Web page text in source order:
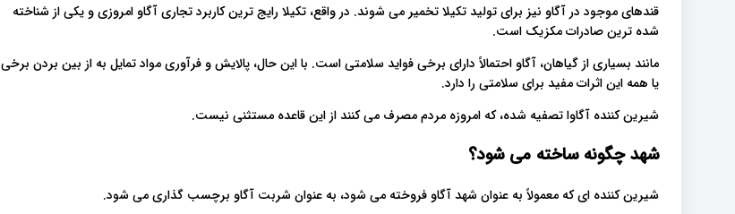
قندهای موجود در آگاو نیز برای تولید تکیلا تخمیر می شوند. در واقع، تکیلا رایج ترین کاربرد تجاری آگاو امروزی و یکی از شناخته
شده ترین صادرات مکزیک است.
مانند بسیاری از گیاهان، آگاو احتمالاً دارای برخی فواید سلامتی است. با این حال، پالایش و فرآوری مواد تمایل به از بین بردن برخی
یا همه این اثرات مفید برای سلامتی را دارد.
شیرین کننده آگاوا تصفیه شده، که امروزه مردم مصرف می کنند از این قاعده مستثنی نیست.
شهد چگونه ساخته می شود؟
شیرین کننده ای که معمولاً به عنوان شهد آگاو فروخته می شود، به عنوان شربت آگاو برچسب گذاری می شود.